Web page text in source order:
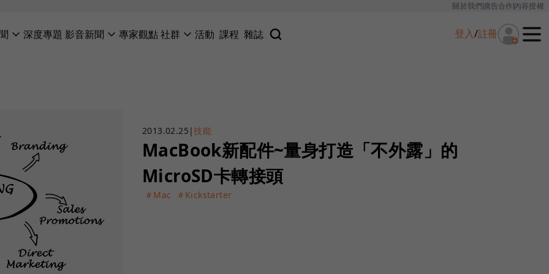
關於我們廣告合作內容授權
深度專題 影音新聞 專家觀點社群 活動 課程 雜誌 登入/註冊
2013.02.25 |技能
MacBook新配件~量身打造「不外露」的
MicroSD卡轉接頭
＃Mac ＃Kickstarter